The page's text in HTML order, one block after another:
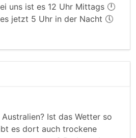
uns ist es 12 Uhr Mittags 🕛
jetzt 5 Uhr in der Nacht 🕔
Ist das Wetter so
es dort auch trockene